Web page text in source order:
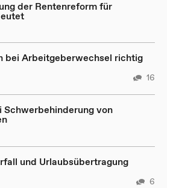
der Rentenreform für
bei Arbeitgeberwechsel richtig
16
Schwerbehinderung von
und Urlaubsübertragung
6